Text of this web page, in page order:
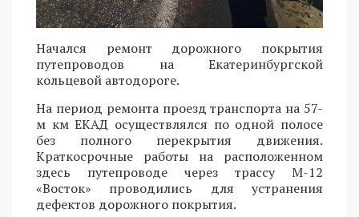
Начался ремонт дорожного покрытия
путепроводов на Екатеринбургской
кольцевой автодороге.
На период ремонта проезд транспорта на 57-
м км ЕКАД осуществлялся по одной полосе
без полного перекрытия движения.
Краткосрочные работы на расположенном
здесь путепроводе через трассу М-12
«Восток» проводились для устранения
дефектов дорожного покрытия.